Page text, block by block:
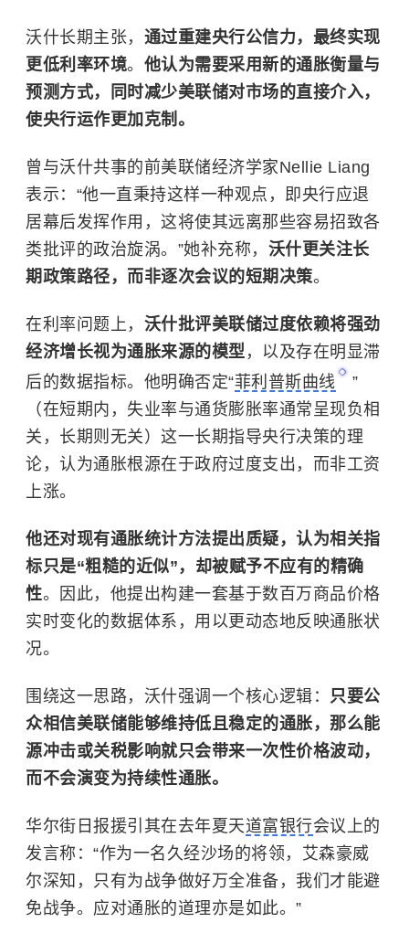
沃什长期主张， 通过重建央行公信力，最终实现
更低利率环境。 他认为需要采用新的通胀衡量与
预测方式，同时减少美联储对市场的直接介入，
使央行运作更加克制。
曾与沃什共事的前美联储经济学家Nellie Liang
表示：“他一直秉持这样一种观点，即央行应退
居幕后发挥作用，这将使其远离那些容易招致各
类批评的政治旋涡。”她补充称， 沃什更关注长
期政策路径，而非逐次会议的短期决策。
在利率问题上， 沃什批评美联储过度依赖将强劲
经济增长视为通胀来源的模型 ，以及存在明显滞
后的数据指标。他明确否定“菲利普斯曲线
”
（在短期内，失业率与通货膨胀率通常呈现负相
关，长期则无关）这一长期指导央行决策的理
论，认为通胀根源在于政府过度支出，而非工资
上涨。
他还对现有通胀统计方法提出质疑，认为相关指
标只是“粗糙的近似”，却被赋予不应有的精确
性。因此，他提出构建一套基于数百万商品价格
实时变化的数据体系，用以更动态地反映通胀状
况。
围绕这一思路，沃什强调一个核心逻辑： 只要公
众相信美联储能够维持低且稳定的通胀，那么能
源冲击或关税影响就只会带来一次性价格波动，
而不会演变为持续性通胀。
华尔街日报援引其在去年夏天道富银行会议上的
发言称：“作为一名久经沙场的将领，艾森豪威
尔深知，只有为战争做好万全准备，我们才能避
免战争。应对通胀的道理亦是如此。”